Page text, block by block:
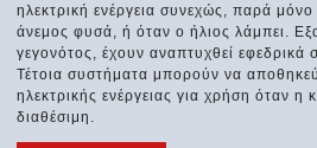
ηλεκτρική ενέργεια συνεχώς, παρά
άνεμος φυσά, ή όταν ο ήλιος λάμπει.
γεγονότος, έχουν αναπτυχθεί εφεδρικά
Τέτοια συστήματα μπορούν να
ηλεκτρικής ενέργειας για χρήση όταν η
διαθέσιμη.